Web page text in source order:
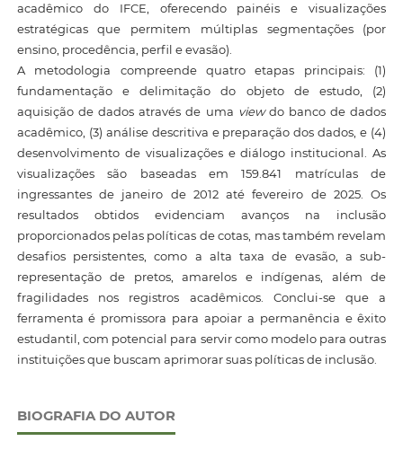
acadêmico do IFCE, oferecendo painéis e visualizações
estratégicas que permitem múltiplas segmentações (por
ensino, procedência, perfil e evasão).
A metodologia compreende quatro etapas principais: (1)
fundamentação e delimitação do objeto de estudo, (2)
aquisição de dados através de uma viewdo banco de dados
acadêmico, (3) análise descritiva e preparação dos dados, e (4)
desenvolvimento de visualizações e diálogo institucional. As
visualizações são baseadas em 159.841 matrículas de
ingressantes de janeiro de 2012 até fevereiro de 2025. Os
resultados obtidos evidenciam avanços na inclusão
proporcionados pelas políticas de cotas, mas também revelam
desafios persistentes, como a alta taxa de evasão, a sub-
representação de pretos, amarelos e indígenas, além de
fragilidades nos registros acadêmicos. Conclui-se que a
ferramenta é promissora para apoiar a permanência e êxito
estudantil, com potencial para servir como modelo para outras
instituições que buscam aprimorar suas políticas de inclusão.
BIOGRAFIA DO AUTOR